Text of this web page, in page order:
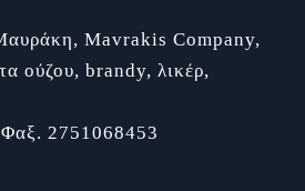
Φαξ. 2751068453